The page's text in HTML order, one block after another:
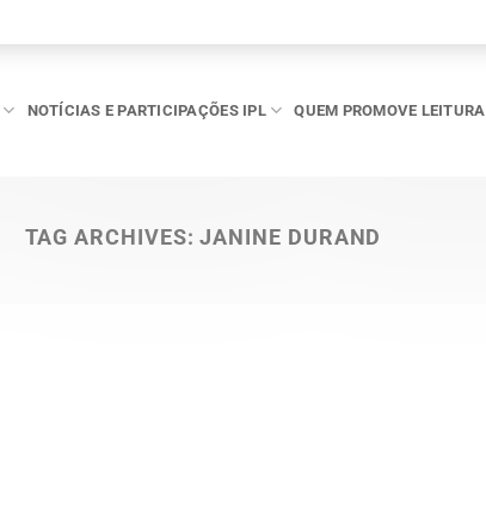
NOTÍCIAS E PARTICIPAÇÕES IPL QUEM PROMOVE LEITURA
TAG ARCHIVES:JANINE DURAND